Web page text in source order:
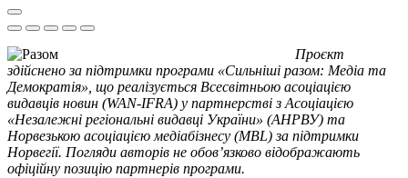
Проєкт
здійснено за підтримки програми «Сильніші разом: Медіа та
Демократія», що реалізується Всесвітньою асоціацією
видавців новин (WAN-IFRA) у партнерстві з Асоціацією
«Незалежні регіональні видавці України» (АНРВУ) та
Норвезькою асоціацією медіабізнесу (MBL) за підтримки
Норвегії. Погляди авторів не обов’язково відображають
офіційну позицію партнерів програми.